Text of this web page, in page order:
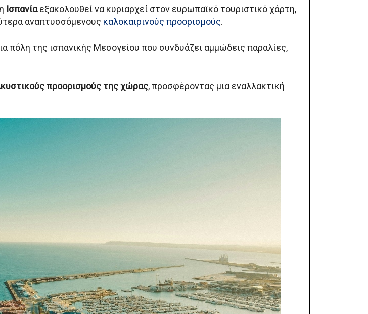
Ισπανίαεξακολουθεί να κυριαρχεί στον ευρωπαϊκό τουριστικό χάρτη,
αναπτυσσόμενους καλοκαιρινούς προορισμούς.
πόλη της ισπανικής Μεσογείου που συνδυάζει αμμώδεις παραλίες,
προορισμούς της χώρας, προσφέροντας μια εναλλακτική